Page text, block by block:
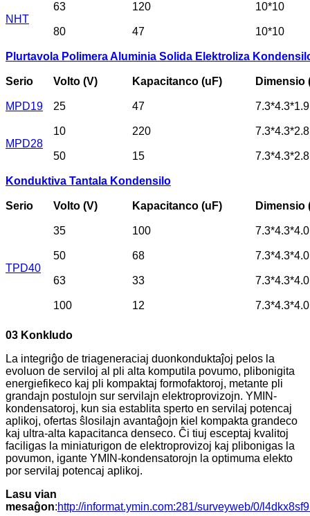
NHT
63 120 10*10
80 47 10*10
Plurtavola Polimera Aluminia Solida Elektroliza
Serio Volto (V) Kapacitanco (uF) Dimensio
MPD19 25 47 7.3*4.3*1.9
MPD28
10 220 7.3*4.3*2.8
50 15 7.3*4.3*2.8
Konduktiva Tantala Kondensilo
Serio Volto (V) Kapacitanco (uF) Dimensio
TPD40
35 100 7.3*4.3*4.0
50 68 7.3*4.3*4.0
63 33 7.3*4.3*4.0
100 12 7.3*4.3*4.0
03 Konkludo
La integriĝo de triageneraciaj duonkonduktaĵoj pelos la
evoluon de serviloj al pli alta komputila povumo, plibonigita
energiefikeco kaj pli kompaktaj formofaktoroj, metante pli
grandajn postulojn sur servilajn elektroprovizojn. YMIN-
kondensatoroj, kun sia establita sperto en servilaj potencaj
aplikoj, ofertas ŝlosilajn avantaĝojn kiel kompakta grandeco
kaj ultra-alta kapacitanca denseco. Ĉi tiuj esceptaj kvalitoj
faciligas la miniaturigon de elektroprovizoj kaj plibonigas la
povumon, igante YMIN-kondensatorojn la optimuma elekto
por servilaj potencaj aplikoj.
Lasu vian
mesaĝon:http://informat.ymin.com:281/surveyweb/0/